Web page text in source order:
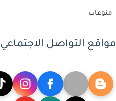
منوعات
مواقع التواصل الاجتماعي